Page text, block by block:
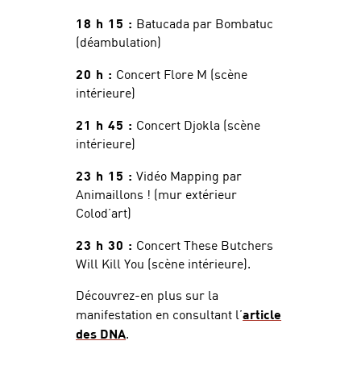
18 h 15 : Batucada par Bombatuc
(déambulation)
20 h : Concert Flore M (scène
intérieure)
21 h 45 : Concert Djokla (scène
intérieure)
23 h 15 : Vidéo Mapping par
Animaillons ! (mur extérieur
Colod’art)
23 h 30 : Concert These Butchers
Will Kill You (scène intérieure).
Découvrez-en plus sur la
manifestation en consultant l’article
des DNA.